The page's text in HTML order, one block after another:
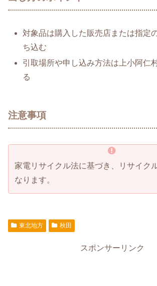
対象品は購入した販売店または指定
ち込む
引取場所や申し込み方法は上小阿仁
る
注意事項
家電リサイクル法に基づき、リサイク
なります。
東北地方 秋田
スポンサーリンク